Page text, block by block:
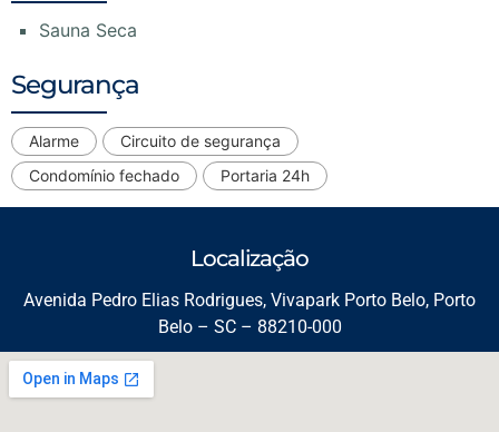
Sauna Seca
Segurança
Alarme
Circuito de segurança
Condomínio fechado
Portaria 24h
Localização
Avenida Pedro Elias Rodrigues, Vivapark Porto Belo, Porto
Belo – SC – 88210-000